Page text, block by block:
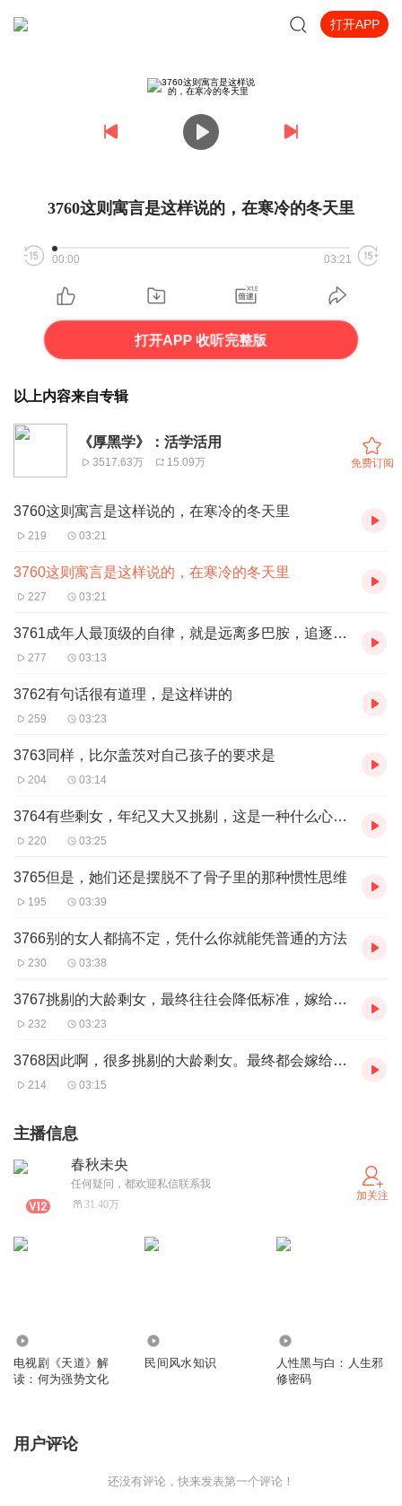
打开APP
3760这则寓言是这样说的，在寒冷的冬天里
00:00 03:21
打开APP 收听完整版
以上内容来自专辑
《厚黑学》：活学活用
3517.63万 15.09万 免费订阅
3760这则寓言是这样说的，在寒冷的冬天里
219 03:21
3760这则寓言是这样说的，在寒冷的冬天里
227 03:21
3761成年人最顶级的自律，就是远离多巴胺，追逐内啡肽
277 03:13
3762有句话很有道理，是这样讲的
259 03:23
3763同样，比尔盖茨对自己孩子的要求是
204 03:14
3764有些剩女，年纪又大又挑剔，这是一种什么心理？
220 03:25
3765但是，她们还是摆脱不了骨子里的那种惯性思维
195 03:39
3766别的女人都搞不定，凭什么你就能凭普通的方法
230 03:38
3767挑剔的大龄剩女，最终往往会降低标准，嫁给曾经不屑一顾的男人
232 03:23
3768因此啊，很多挑剔的大龄剩女。最终都会嫁给老实男人
214 03:15
主播信息
春秋未央
任何疑问，都欢迎私信联系我
31.40万
加关注
电视剧《天道》解
读：何为强势文化
民间风水知识
人性黑与白：人生邪
修密码
用户评论
还没有评论，快来发表第一个评论！